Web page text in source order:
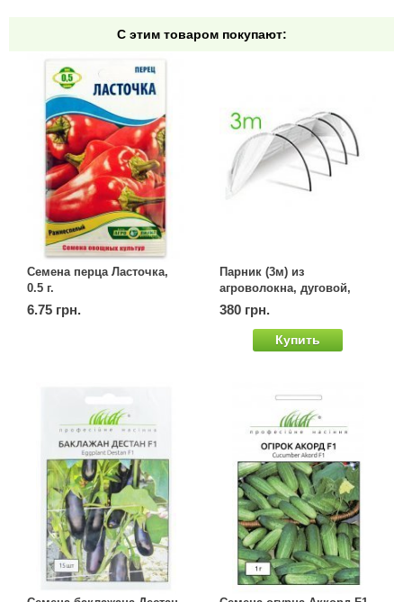
С этим товаром покупают:
Семена перца Ласточка,
0.5 г.
6.75 грн.
Парник (3м) из
агроволокна, дуговой,
сборный комплект
380 грн.
Купить